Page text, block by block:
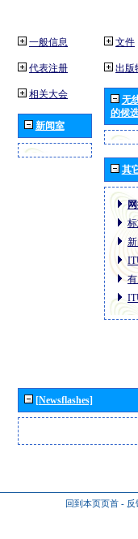
一般信息
代表注册
相关大会
新闻室
文件
出版
无
的候
其
[Newsflashes]
回到本页页首 - 反